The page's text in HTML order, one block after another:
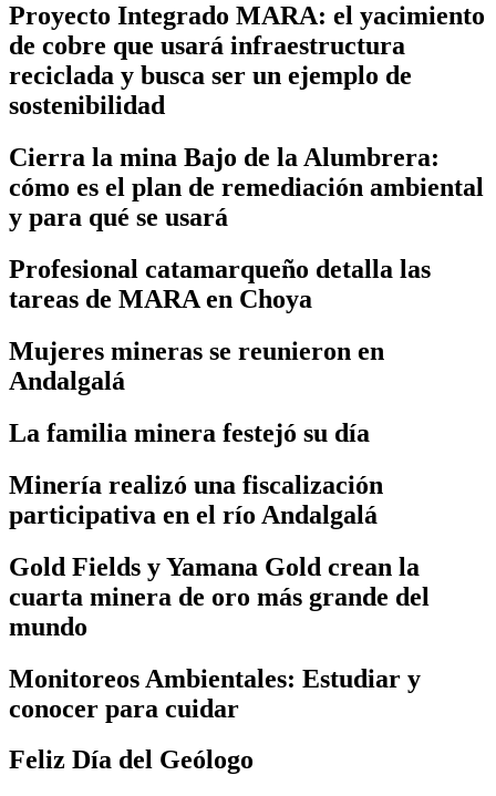
Proyecto Integrado MARA: el yacimiento
de cobre que usará infraestructura
reciclada y busca ser un ejemplo de
sostenibilidad
Cierra la mina Bajo de la Alumbrera:
cómo es el plan de remediación ambiental
y para qué se usará
Profesional catamarqueño detalla las
tareas de MARA en Choya
Mujeres mineras se reunieron en
Andalgalá
La familia minera festejó su día
Minería realizó una fiscalización
participativa en el río Andalgalá
Gold Fields y Yamana Gold crean la
cuarta minera de oro más grande del
mundo
Monitoreos Ambientales: Estudiar y
conocer para cuidar
Feliz Día del Geólogo